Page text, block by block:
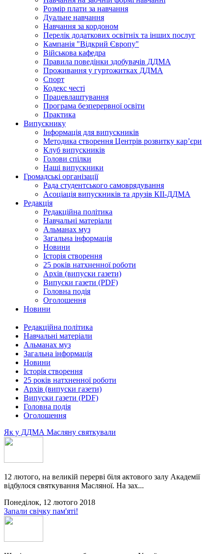
Розмір плати за навчання
Дуальне навчання
Навчання за кордоном
Перелік додаткових освітніх та інших послуг
Кампанія "Відкрий Європу"
Військова кафедра
Правила поведінки здобувачів ДДМА
Проживання у гуртожитках ДДМА
Спорт
Кодекс честі
Працевлаштування
Програма безперервної освіти
Практика
Випускнику
Інформація для випускників
Методика створення Центрів розвитку кар’єри
Клуб випускників
Голови спілки
Наші випускники
Громадські організації
Рада студентського самоврядування
Асоціація випускників та друзів КІІ-ДДМА
Редакція
Редакційна політика
Навчальні матеріали
Альманах муз
Загальна інформація
Новини
Історія створення
25 років натхненної роботи
Архів (випуски газети)
Випуски газети (PDF)
Головна подія
Оголошення
Новини
Редакційна політика
Навчальні матеріали
Альманах муз
Загальна інформація
Новини
Історія створення
25 років натхненної роботи
Архів (випуски газети)
Випуски газети (PDF)
Головна подія
Оголошення
Як у ДДМА Масляну святкували
12 лютого, на великій перерві біля актового залу Академії
відбулося святкування Масляної. На зах...
Понеділок, 12 лютого 2018
Запали свічку пам'яті!